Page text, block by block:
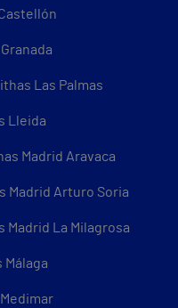
Las Palmas
Lleida
Madrid Aravaca
Madrid Arturo Soria
La Milagrosa
Málaga